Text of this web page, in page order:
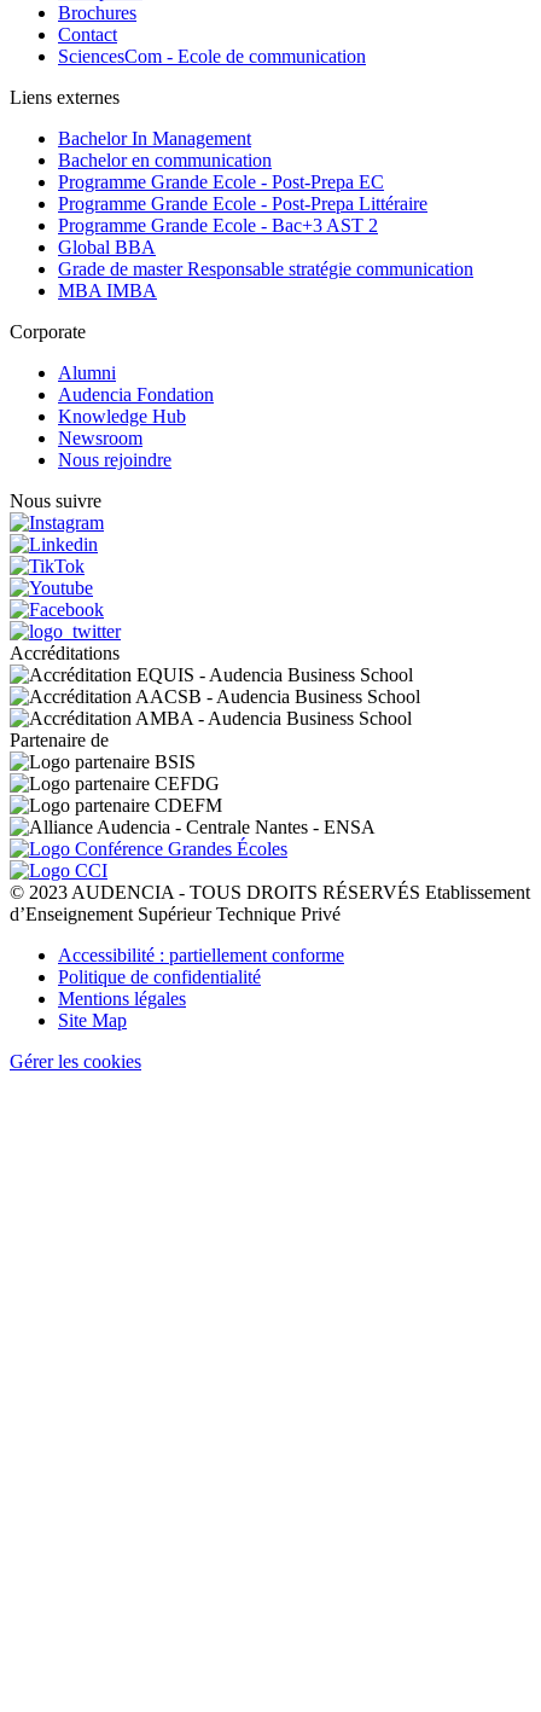
Brochures
Contact
SciencesCom - Ecole de communication
Liens externes
Bachelor In Management
Bachelor en communication
Programme Grande Ecole - Post-Prepa EC
Programme Grande Ecole - Post-Prepa Littéraire
Programme Grande Ecole - Bac+3 AST 2
Global BBA
Grade de master Responsable stratégie communication
MBA IMBA
Corporate
Alumni
Audencia Fondation
Knowledge Hub
Newsroom
Nous rejoindre
Nous suivre
Accréditations
Partenaire de
© 2023 AUDENCIA - TOUS DROITS RÉSERVÉS Etablissement
d’Enseignement Supérieur Technique Privé
Pied
page
Accessibilité : partiellement conforme
Politique de confidentialité
Mentions légales
Site Map
Gérer les cookies